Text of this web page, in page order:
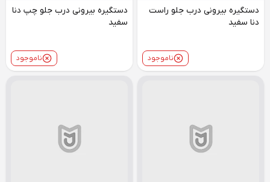
دستگیره بیرونی درب جلو راست
دنا سفید
ناموجود
دستگیره بیرونی درب جلو چپ دنا
سفید
ناموجود